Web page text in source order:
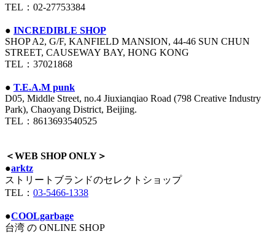
TEL：02-27753384
● INCREDIBLE SHOP
SHOP A2, G/F, KANFIELD MANSION, 44-46 SUN CHUN
STREET, CAUSEWAY BAY, HONG KONG
TEL：37021868
● T.E.A.M punk
D05, Middle Street, no.4 Jiuxianqiao Road (798 Creative Industry
Park), Chaoyang District, Beijing.
TEL：8613693540525
＜WEB SHOP ONLY＞
●arktz
ストリートブランドのセレクトショップ
TEL： 03-5466-1338
●COOLgarbage
台湾 の ONLINE SHOP